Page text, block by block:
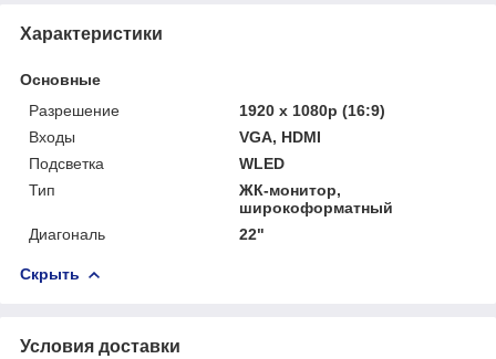
Характеристики
Основные
Разрешение
1920 х 1080p (16:9)
Входы
VGA, HDMI
Подсветка
WLED
Тип
ЖК-монитор,
широкоформатный
Диагональ
22"
Скрыть
Условия доставки